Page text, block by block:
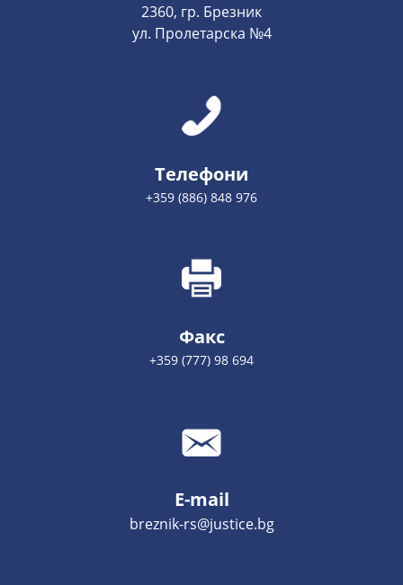
2360, гр. Брезник
ул. Пролетарска №4
Телефони
+359 (886) 848 976
Факс
+359 (777) 98 694
E-mail
breznik-rs@justice.bg